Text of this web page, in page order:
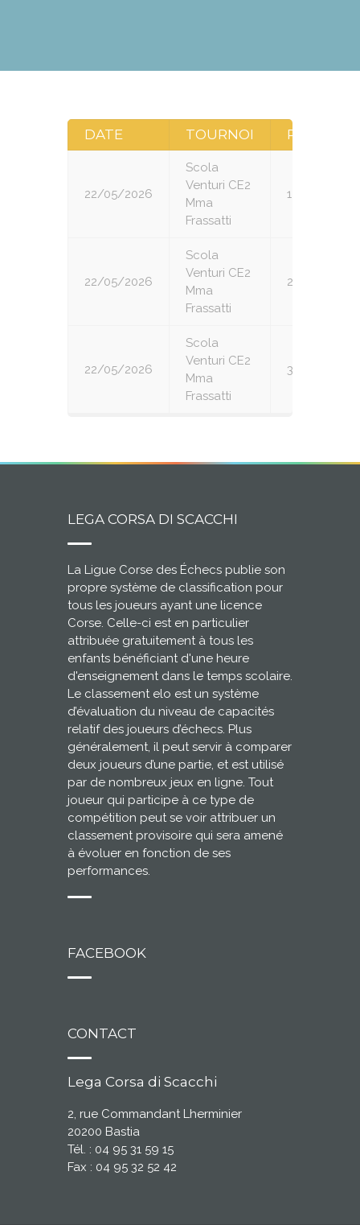
DATE TOURNOI RONDE
22/05/2026
Scola
Venturi CE2
Mma
Frassatti
1
22/05/2026
Scola
Venturi CE2
Mma
Frassatti
2
22/05/2026
Scola
Venturi CE2
Mma
Frassatti
3
LEGA CORSA DI SCACCHI
La Ligue Corse des Échecs publie son
propre système de classification pour
tous les joueurs ayant une licence
Corse. Celle-ci est en particulier
attribuée gratuitement à tous les
enfants bénéficiant d'une heure
d'enseignement dans le temps scolaire.
Le classement elo est un système
d’évaluation du niveau de capacités
relatif des joueurs d’échecs. Plus
généralement, il peut servir à comparer
deux joueurs d’une partie, et est utilisé
par de nombreux jeux en ligne. Tout
joueur qui participe à ce type de
compétition peut se voir attribuer un
classement provisoire qui sera amené
à évoluer en fonction de ses
performances.
FACEBOOK
CONTACT
Lega Corsa di Scacchi
2, rue Commandant Lherminier
20200 Bastia
Tél. : 04 95 31 59 15
Fax : 04 95 32 52 42